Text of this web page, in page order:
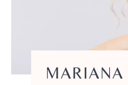
MARIANA